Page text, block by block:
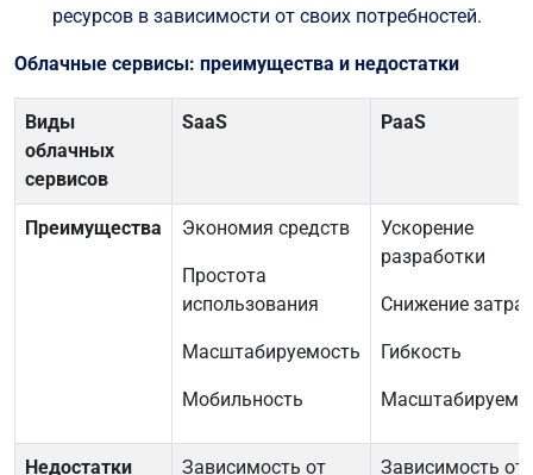
ресурсов в зависимости от своих потребностей.
Облачные сервисы: преимущества и недостатки
Виды
облачных
сервисов
SaaS PaaS
Преимущества Экономия средств
Простота
использования
Масштабируемость
Мобильность
Ускорение
разработки
Снижение затрат
Гибкость
Недостатки Зависимость от Зависимость от